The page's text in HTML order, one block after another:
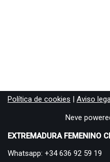
Política de cookies | Aviso
Neve
EXTREMADURA FEMENINO
Whatsapp: +34 636 92 59 19